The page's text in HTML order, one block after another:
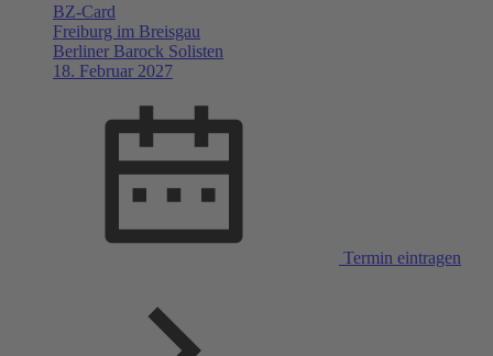
BZ-Card
Freiburg im Breisgau
Berliner Barock Solisten
18. Februar 2027
Termin eintragen